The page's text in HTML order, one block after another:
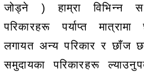
जोड्ने ) हाम्रा विभिन्न
परिकारहरू पर्याप्त
लगायत अन्य परिकार र छाँज
समुदायका परिकारहरू